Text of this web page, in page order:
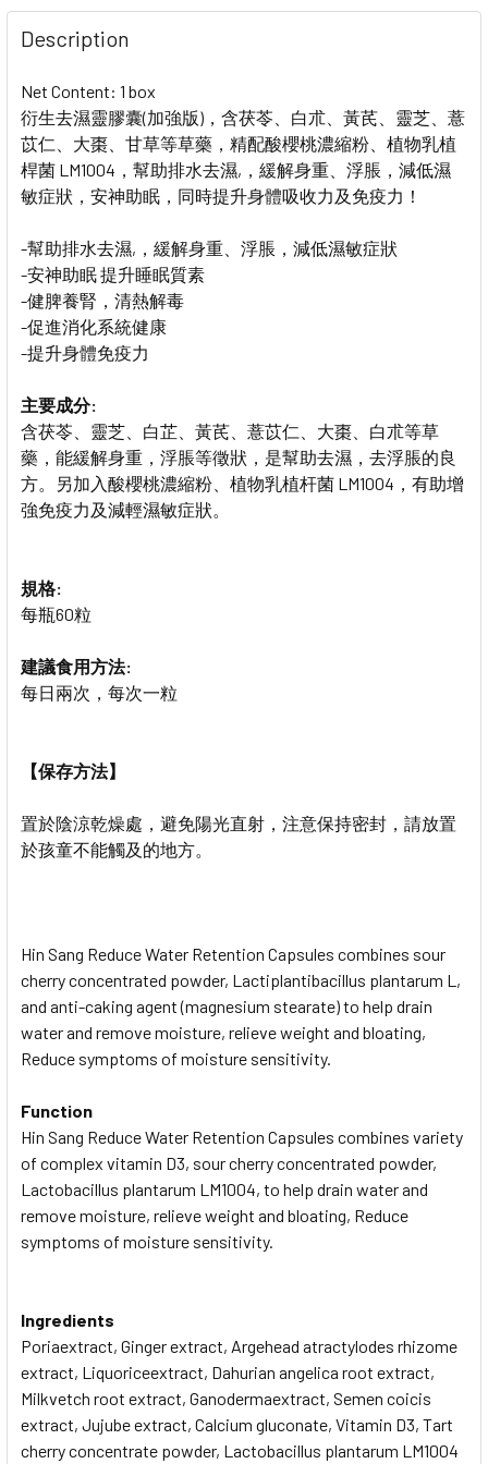
DECREASE QUANTITY OF HIN SANG COUGH REMEDIES
INCREASE QUANTITY OF HIN SANG COUGH
Description
Net Content: 1 box
衍生去濕靈膠囊(加強版)，含茯苓、白朮、黃芪、靈芝、薏
苡仁、大棗、甘草等草藥，精配酸櫻桃濃縮粉、植物乳植
桿菌 LM1004，幫助排水去濕,，緩解身重、浮脹，減低濕
敏症狀，安神助眠，同時提升身體吸收力及免疫力！
-幫助排水去濕,，緩解身重、浮脹，減低濕敏症狀
-安神助眠 提升睡眠質素
-健脾養腎，清熱解毒
-促進消化系統健康
-提升身體免疫力
主要成分:
含茯苓、靈芝、白芷、黃芪、薏苡仁、大棗、白朮等草
藥 ，能緩解身重，浮脹等徵狀，是幫助去濕，去浮脹的良
方。另加入酸櫻桃濃縮粉、植物乳植杆菌 LM1004，有助增
強免疫力及減輕濕敏症狀。
規格:
每瓶60粒
建議食用方法:
每日兩次，每次一粒
【保存方法】
置於陰涼乾燥處，避免陽光直射，注意保持密封，請放置
於孩童不能觸及的地方。
Hin Sang Reduce Water Retention Capsules combines sour
cherry concentrated powder, Lactiplantibacillus plantarum L,
and anti-caking agent (magnesium stearate) to help drain
water and remove moisture, relieve weight and bloating,
Reduce symptoms of moisture sensitivity.
Function
Hin Sang Reduce Water Retention Capsules combines variety
of complex vitamin D3, sour cherry concentrated powder,
Lactobacillus plantarum LM1004, to help drain water and
remove moisture, relieve weight and bloating, Reduce
symptoms of moisture sensitivity.
Ingredients
Poriaextract, Ginger extract, Argehead atractylodes rhizome
extract, Liquoriceextract, Dahurian angelica root extract,
Milkvetch root extract, Ganodermaextract, Semen coicis
extract, Jujube extract, Calcium gluconate, Vitamin D3, Tart
cherry concentrate powder, Lactobacillus plantarum LM1004